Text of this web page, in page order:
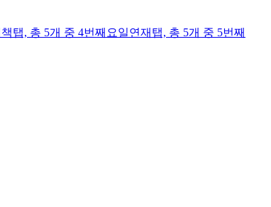
책탭, 총 5개 중 4번째 요일연재 탭, 총 5개 중 5번째